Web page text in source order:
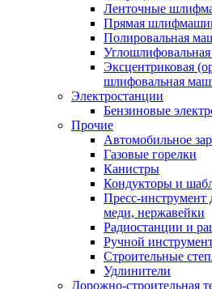
Ленточные
Прямая
Полировальная
Эксцентриковая
шлифовальная
Электростанции
Бензиновые
Прочие
Автомобильное
Газовые горелки
Канистры
Кондукторы и
Пресс-инструмент
меди, нержавейки
Радиостанции и
Ручной
Строительные
Удлинители
Дорожно-строительная